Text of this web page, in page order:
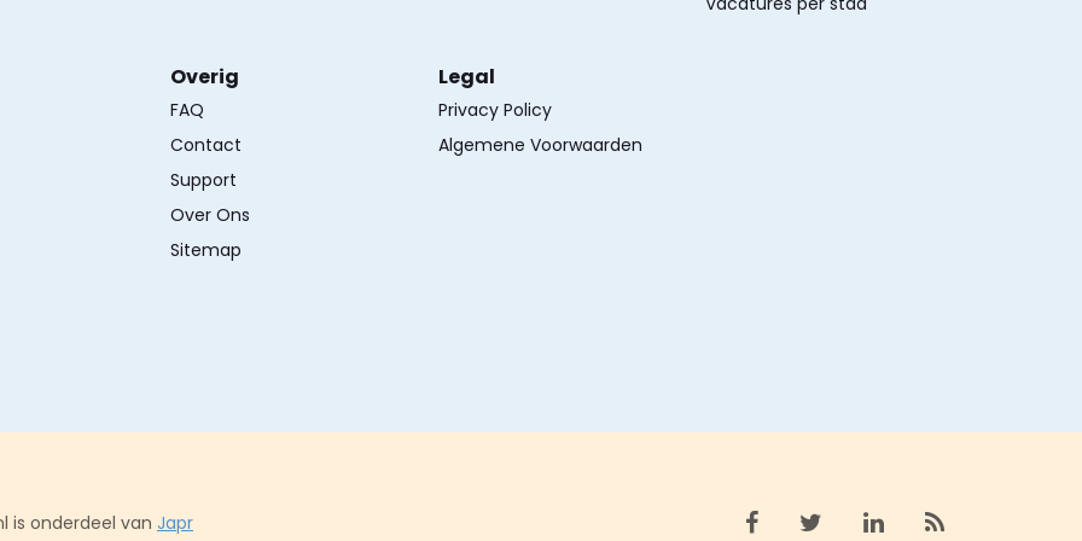
Overig
FAQ
Contact
Support
Over Ons
Sitemap
Legal
Privacy Policy
Algemene Voorwaarden
is onderdeel van Japr Bekijk facebook
Bekijk X (twitter)
Bekijk linkedin
Bekijk rss